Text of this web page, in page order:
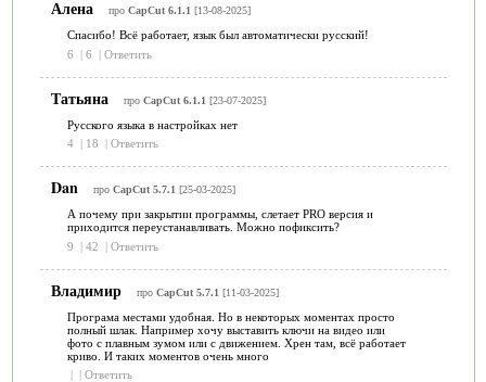
Алена про CapCut 6.1.1 [13-08-2025]
Спасибо! Всё работает, язык был автоматически русский!
6
| 6 | Ответить
Татьяна про CapCut 6.1.1 [23-07-2025]
Русского языка в настройках нет
4 | 18 | Ответить
Dan про CapCut 5.7.1 [25-03-2025]
А почему при закрытии программы, слетает PRO версия и
приходится переустанавливать. Можно пофиксить?
9
| 42 | Ответить
Владимир про CapCut 5.7.1 [11-03-2025]
Програма местами удобная. Но в некоторых моментах просто
полный шлак. Например хочу выставить ключи на видео или
фото с плавным зумом или с движением. Хрен там, всё работает
криво. И таких моментов очень много
| | Ответить